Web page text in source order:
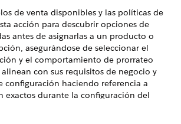
de venta disponibles y las políticas de
acción para descubrir opciones de
antes de asignarlas a un producto o
asegurándose de seleccionar el
y el comportamiento de prorrateo
con sus requisitos de negocio y
configuración haciendo referencia a
exactos durante la configuración del